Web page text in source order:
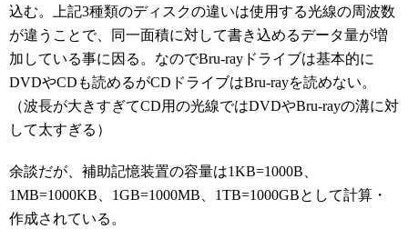
込む。上記3種類のディスクの違いは使用する光線の周波数
が違うことで、同一面積に対して書き込めるデータ量が増
加している事に因る。なのでBru-rayドライブは基本的に
DVDやCDも読めるがCDドライブはBru-rayを読めない。
（波長が大きすぎてCD用の光線ではDVDやBru-rayの溝に対
して太すぎる）
余談だが、補助記憶装置の容量は1KB=1000B、
1MB=1000KB、1GB=1000MB、1TB=1000GBとして計算・
作成されている。